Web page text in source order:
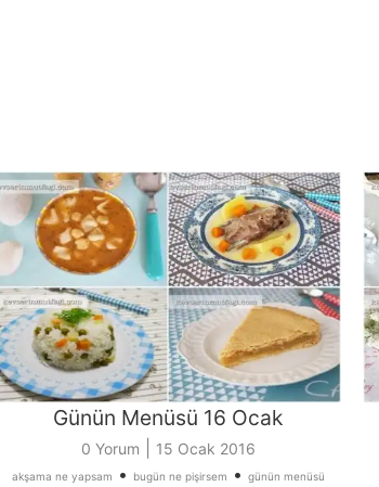
Günün Menüsü 16 Ocak
0 Yorum 15 Ocak 2016
akşama ne yapsam • bugün ne pişirsem • günün menüsü